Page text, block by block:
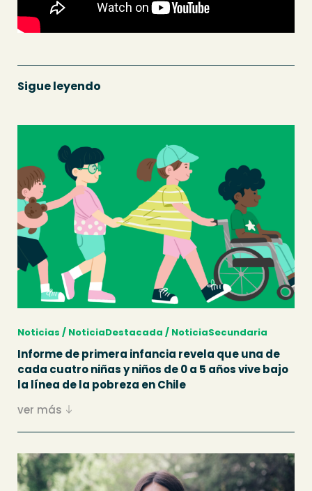
Sigue leyendo
Noticias / NoticiaDestacada / NoticiaSecundaria
Informe de primera infancia revela que una de
cada cuatro niñas y niños de 0 a 5 años vive bajo
la línea de la pobreza en Chile
ver más